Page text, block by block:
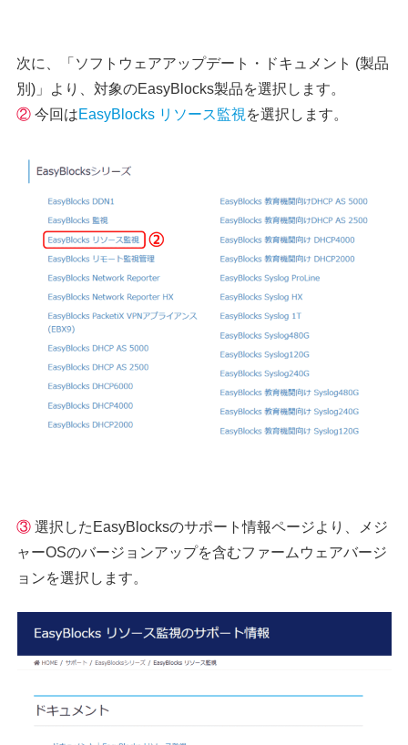
次に、「ソフトウェアアップデート・ドキュメント (製品
別)」より、対象のEasyBlocks製品を選択します。
② 今回はEasyBlocks リソース監視 を選択します。
③ 選択したEasyBlocksのサポート情報ページより、メジ
ャーOSのバージョンアップを含むファームウェアバージ
ョンを選択します。